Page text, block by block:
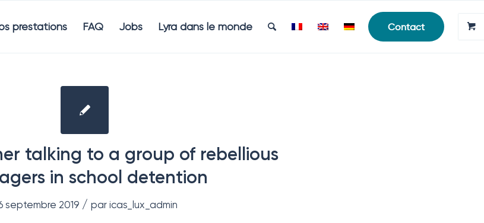
prestations FAQ Jobs Lyra dans le monde Contact
talking to a group of rebellious
in school detention
septembre 2019 / par icas_lux_admin